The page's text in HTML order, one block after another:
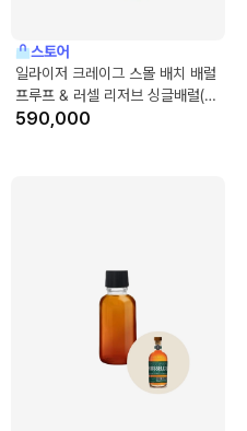
스토어
일라이저 크레이그 스몰 배치 배럴
프루프 & 러셀 리저브 싱글배럴(구
형) & 발베니 더블우드 12년
590,000